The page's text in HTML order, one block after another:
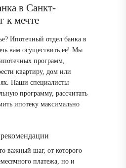
в Санкт-
к мечте
Ипотечный отдел банка в
вам осуществить ее! Мы
программ,
квартиру, дом или
Наши специалисты
программу, рассчитать
ипотеку максимально
важный шаг, от которого
платежа, но и